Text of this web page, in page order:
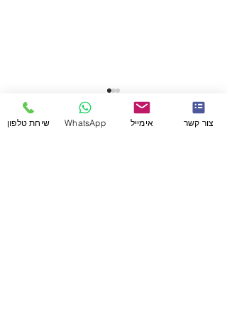
שיחת טלפון WhatsApp אימייל צור קשר